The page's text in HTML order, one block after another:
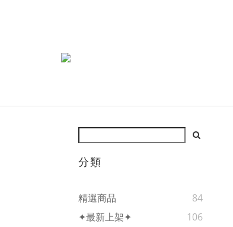
分類
精選商品
84
✦最新上架✦
106